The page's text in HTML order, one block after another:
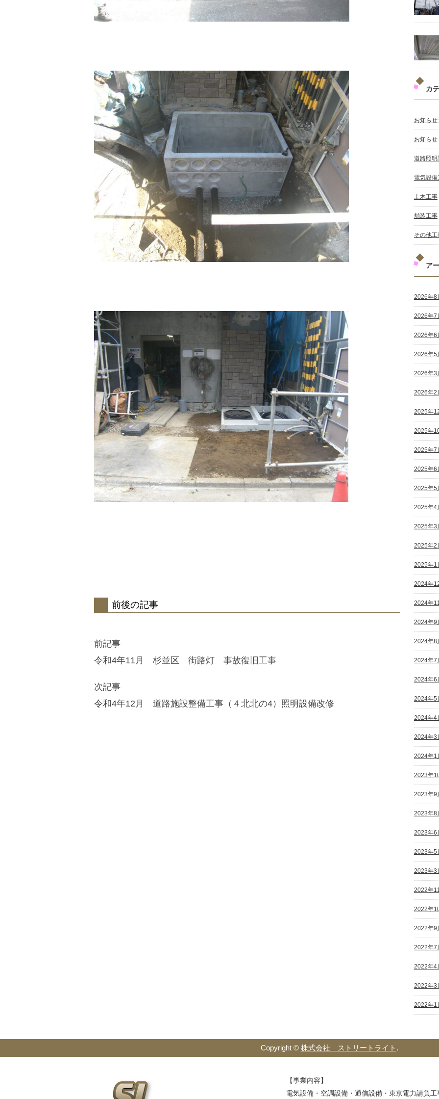
前後の記事
前記事
令和4年11月 杉並区 街路灯 事故復旧工事
次記事
令和4年12月 道路施設整備工事（４北北の4）照明設備改修
カ
お知らせ
お知らせ
道路照明
電気設備
土木工事
舗装工事
その他工
ア
2026年8
2026年7
2026年6
2026年5
2026年3
2026年2
2025年
2025年
2025年7
2025年6
2025年5
2025年4
2025年3
2025年2
2025年1
2024年
2024年
2024年9
2024年8
2024年7
2024年6
2024年5
2024年4
2024年3
2024年1
2023年
2023年9
2023年8
2023年6
2023年5
2023年3
2022年
2022年
2022年9
2022年7
2022年4
2022年3
2022年1
Copyright © 株式会社 ストリートライト .
【事業内容】
電気設備・空調設備・通信設備・東京電力請負工